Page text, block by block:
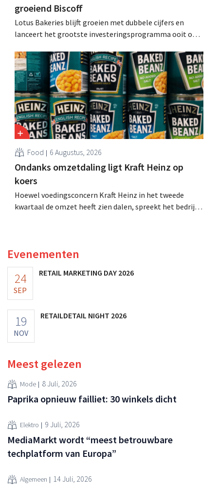
groeiend Biscoff
Lotus Bakeries blijft groeien met dubbele cijfers en
lanceert het grootste investeringsprogramma ooit om
moeten dit momentum grijpen”.
Food 6 Augustus, 2026
Ondanks omzetdaling ligt Kraft Heinz op
koers
Hoewel voedingsconcern Kraft Heinz in het tweede
kwartaal de omzet heeft zien dalen, spreekt het bedrijf
Evenementen
24
SEP
RETAIL MARKETING DAY 2026
19
NOV
RETAILDETAIL NIGHT 2026
Meest gelezen
Mode 8 Juli, 2026
Paprika opnieuw failliet: 30 winkels dicht
Elektro 9 Juli, 2026
MediaMarkt wordt “meest betrouwbare
techplatform van Europa”
Algemeen 14 Juli, 2026